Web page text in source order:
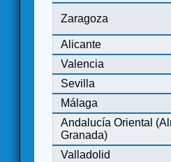
Zaragoza
Alicante
Valencia
Sevilla
Málaga
Andalucía Oriental
Granada)
Valladolid